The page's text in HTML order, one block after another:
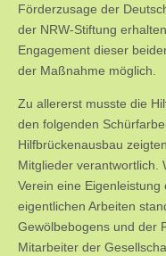
Förderzusage der
der NRW-Stiftung
Engagement dieser
der Maßnahme möglich.
Zu allererst musste die
den folgenden
Hilfbrückenausbau
Mitglieder verantwortlich.
Verein eine
eigentlichen Arbeiten
Gewölbebogens und der
Mitarbeiter der